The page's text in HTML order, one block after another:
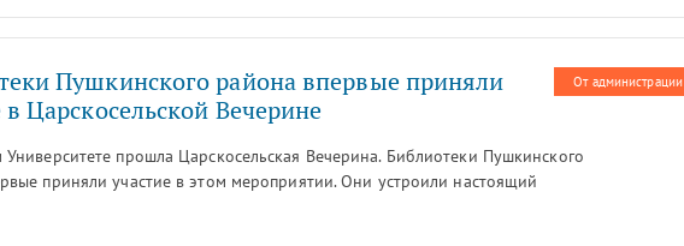
От администрации
Пушкинского района впервые приняли
в Царскосельской Вечерине
прошла Царскосельская Вечерина. Библиотеки Пушкинского
приняли участие в этом мероприятии. Они устроили настоящий